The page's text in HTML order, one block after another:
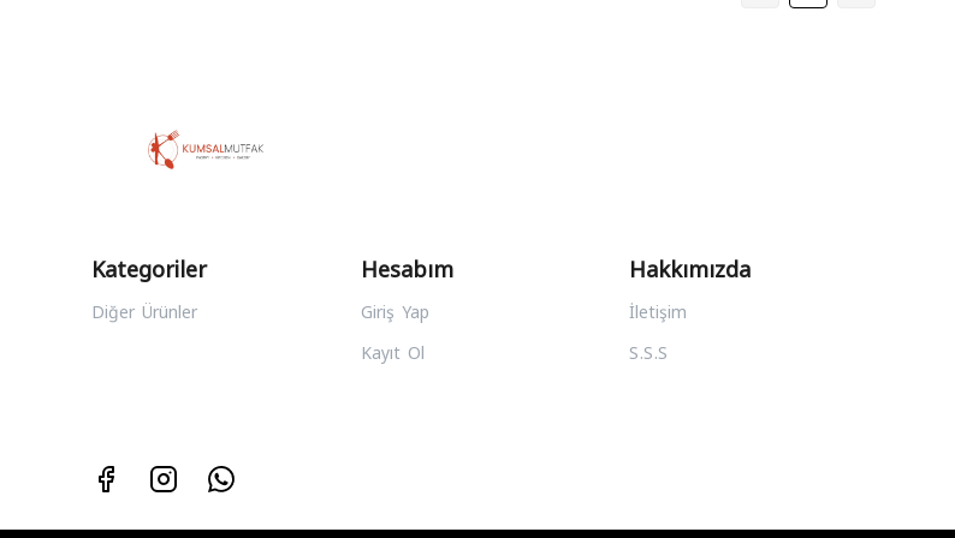
Kategoriler
Diğer Ürünler
Hesabım
Giriş Yap
Kayıt Ol
Hakkımızda
İletişim
S.S.S